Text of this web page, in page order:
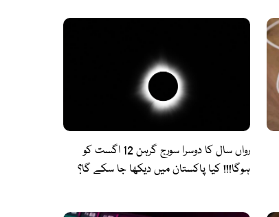
رواں سال کا دوسرا سورج گرہن 12 اگست کو
ہوگا!!! کیا پاکستان میں دیکھا جا سکے گا؟